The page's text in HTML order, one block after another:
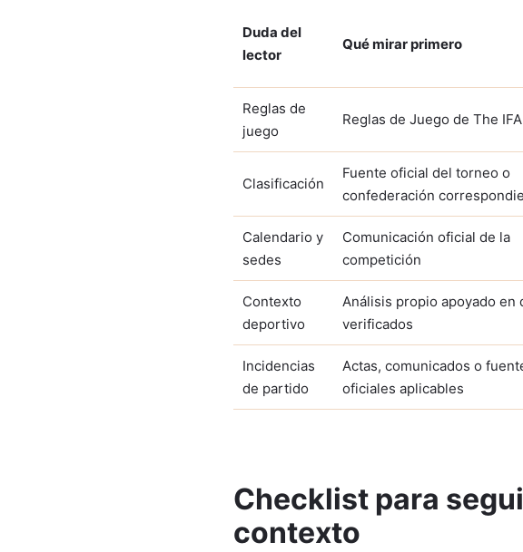
Duda del
lector
Qué mirar primero
Reglas de
juego
Reglas de Juego de The
Clasificación
Fuente oficial del torneo o
confederación
Calendario y
sedes
Comunicación oficial de la
competición
Contexto
deportivo
Análisis propio apoyado en
verificados
Incidencias
de partido
Actas, comunicados o
oficiales aplicables
Checklist para
contexto